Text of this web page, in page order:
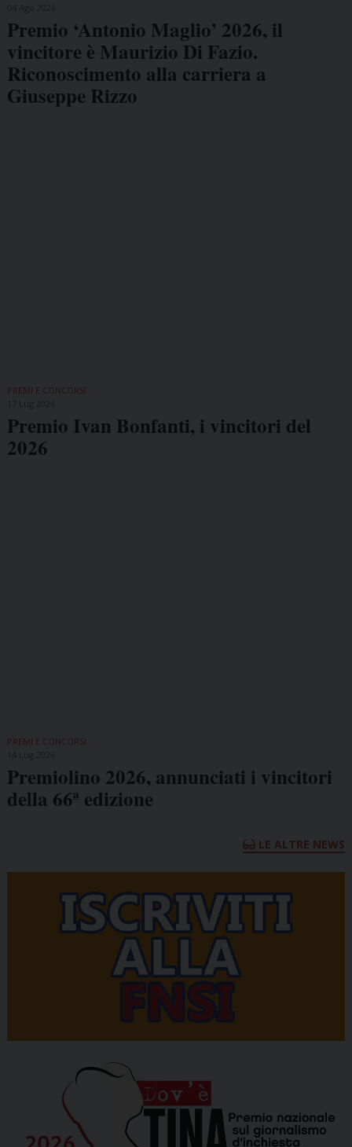
Premio ‘Antonio Maglio’ 2026, il
vincitore è Maurizio Di Fazio.
Riconoscimento alla carriera a
Giuseppe Rizzo
PREMI E CONCORSI
Premio Ivan Bonfanti, i vincitori del
2026
PREMI E CONCORSI
Premiolino 2026, annunciati i vincitori
della 66ª edizione
LE ALTRE NEWS